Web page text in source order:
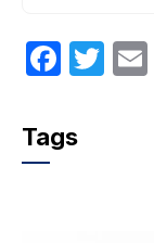
F
c
e
T
Tags